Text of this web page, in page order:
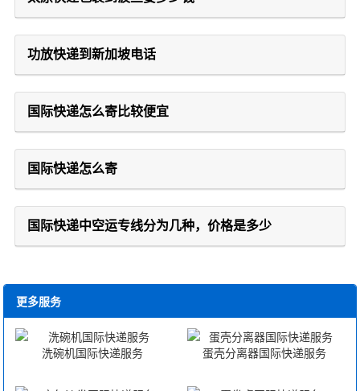
功放快递到新加坡电话
国际快递怎么寄比较便宜
国际快递怎么寄
国际快递中空运专线分为几种，价格是多少
更多服务
洗碗机国际快递服务 蛋壳分离器国际快递服务